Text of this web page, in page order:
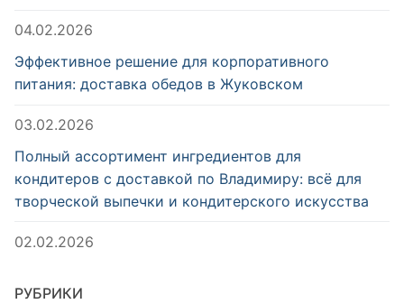
04.02.2026
Эффективное решение для корпоративного
питания: доставка обедов в Жуковском
03.02.2026
Полный ассортимент ингредиентов для
кондитеров с доставкой по Владимиру: всё для
творческой выпечки и кондитерского искусства
02.02.2026
РУБРИКИ